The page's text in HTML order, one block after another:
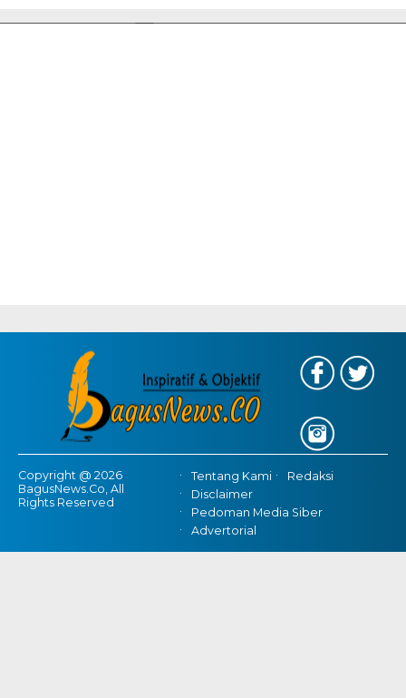
Copyright @ 2026
BagusNews.Co, All
Rights Reserved
Tentang Kami
Redaksi
Disclaimer
Pedoman Media Siber
Advertorial